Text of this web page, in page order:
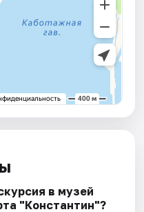
в музей
"Константин"?